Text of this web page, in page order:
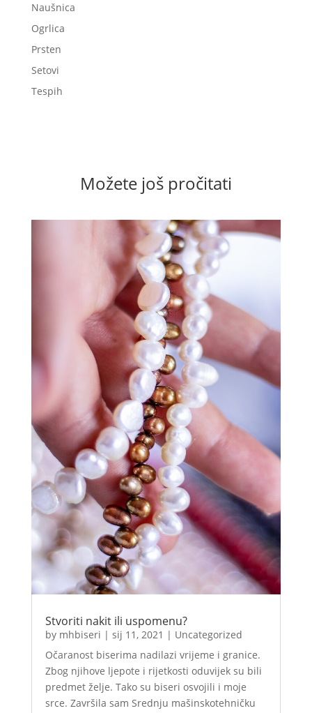
Naušnica
Ogrlica
Prsten
Setovi
Tespih
Možete još pročitati
Stvoriti nakit ili uspomenu?
by mhbiseri | sij 11, 2021 | Uncategorized
Očaranost biserima nadilazi vrijeme i granice.
Zbog njihove ljepote i rijetkosti oduvijek su bili
predmet želje. Tako su biseri osvojili i moje
srce. Završila sam Srednju mašinskotehničku